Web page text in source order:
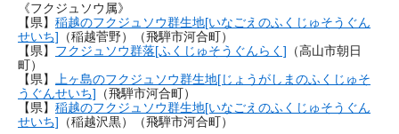
《フクジュソウ属》
【県】 稲越のフクジュソウ群生地[いなごえのふくじゅそうぐん
せいち] （稲越菅野）（飛騨市河合町）
【県】 フクジュソウ群落[ふくじゅそうぐんらく] （高山市朝日
町）
【県】 上ヶ島のフクジュソウ群生地[じょうがしまのふくじゅそ
うぐんせいち] （飛騨市河合町）
【県】 稲越のフクジュソウ群生地[いなごえのふくじゅそうぐん
せいち] （稲越沢黒）（飛騨市河合町）